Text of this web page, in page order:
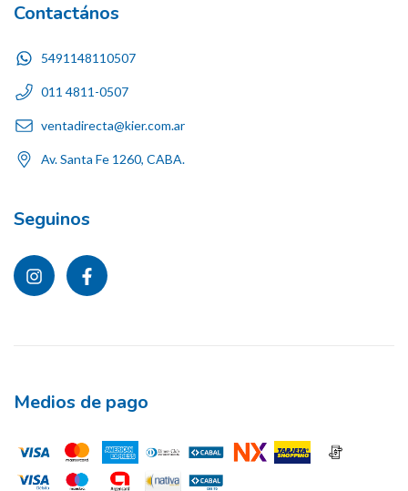
Contactános
5491148110507
011 4811-0507
ventadirecta@kier.com.ar
Av. Santa Fe 1260, CABA.
Seguinos
Medios de pago